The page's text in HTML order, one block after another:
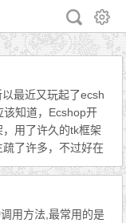
最近又玩起了ecsh
该知道，Ecshop开
用了许久的tk框架
了许多，不过好在
温习了一下之后就
的二维数组的循环
库中的内容读取
组，然后需要在模
用方法,最常用的是